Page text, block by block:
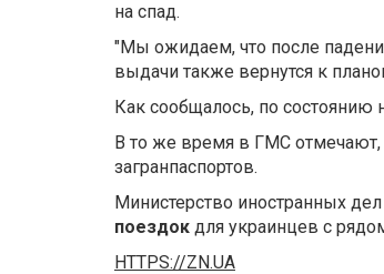
на спад.
"Мы ожидаем, что после
выдачи также вернутся к
Как сообщалось, по состоянию
В то же время в ГМС
загранпаспортов.
Министерство иностранных
поездок для украинцев с
HTTPS://ZN.UA